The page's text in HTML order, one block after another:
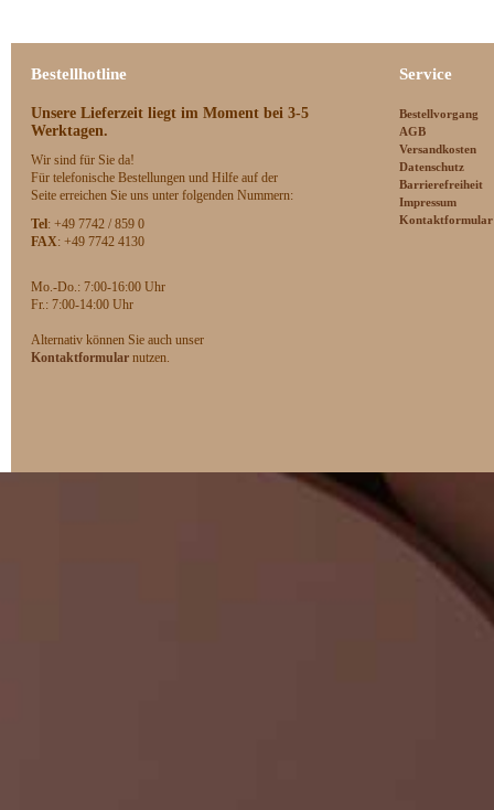
Bestellhotline
Unsere Lieferzeit liegt im Moment bei 3-5
Werktagen.
Wir sind für Sie da!
Für telefonische Bestellungen und Hilfe auf der
Seite erreichen Sie uns unter folgenden Nummern:
Tel: +49 7742 / 859 0
FAX: +49 7742 4130
Mo.-Do.: 7:00-16:00 Uhr
Fr.: 7:00-14:00 Uhr
Alternativ können Sie auch unser
Kontaktformular nutzen.
Service
Bestellvorgang
AGB
Versandkosten
Datenschutz
Barrierefreiheit
Impressum
Kontaktformular